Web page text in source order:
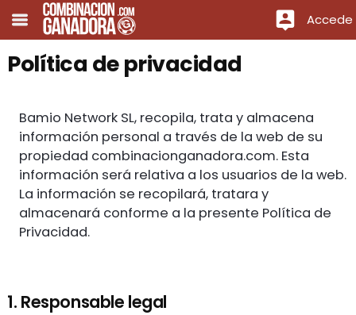
Accede
Política de privacidad
Bamio Network SL, recopila, trata y almacena
información personal a través de la web de su
propiedad combinacionganadora.com. Esta
información será relativa a los usuarios de la web.
La información se recopilará, tratara y
almacenará conforme a la presente Política de
Privacidad.
1. Responsable legal